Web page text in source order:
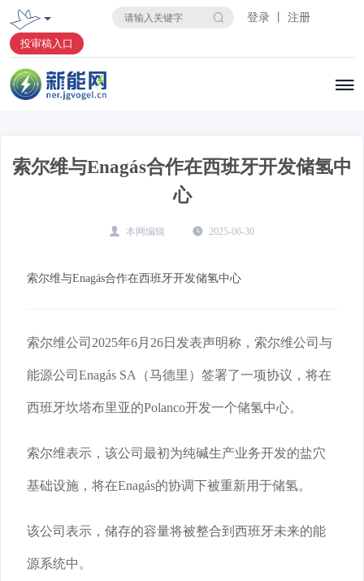
登录 丨 注册
投审稿入口
索尔维与Enagás合作在西班牙开发储氢中
心
本网编辑 2025-06-30
索尔维与Enagás合作在西班牙开发储氢中心
索尔维公司2025年6月26日发表声明称，索尔维公司与
能源公司Enagás SA（马德里）签署了一项协议，将在
西班牙坎塔布里亚的Polanco开发一个储氢中心。
索尔维表示，该公司最初为纯碱生产业务开发的盐穴
基础设施，将在Enagás的协调下被重新用于储氢。
该公司表示，储存的容量将被整合到西班牙未来的能
源系统中。